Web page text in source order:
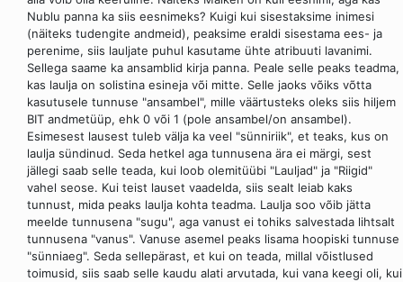
Nublu panna ka siis eesnimeks? Kuigi kui sisestaksime inimesi
(näiteks tudengite andmeid), peaksime eraldi sisestama ees- ja
perenime, siis lauljate puhul kasutame ühte atribuuti lavanimi.
Sellega saame ka ansamblid kirja panna. Peale selle peaks teadma,
kas laulja on solistina esineja või mitte. Selle jaoks võiks võtta
kasutusele tunnuse "ansambel", mille väärtusteks oleks siis hiljem
BIT andmetüüp, ehk 0 või 1 (pole ansambel/on ansambel).
Esimesest lausest tuleb välja ka veel "sünniriik", et teaks, kus on
laulja sündinud. Seda hetkel aga tunnusena ära ei märgi, sest
jällegi saab selle teada, kui loob olemitüübi "Lauljad" ja "Riigid"
vahel seose. Kui teist lauset vaadelda, siis sealt leiab kaks
tunnust, mida peaks laulja kohta teadma. Laulja soo võib jätta
meelde tunnusena "sugu", aga vanust ei tohiks salvestada lihtsalt
tunnusena "vanus". Vanuse asemel peaks lisama hoopiski tunnuse
"sünniaeg". Seda sellepärast, et kui on teada, millal võistlused
toimusid, siis saab selle kaudu alati arvutada, kui vana keegi oli, kui